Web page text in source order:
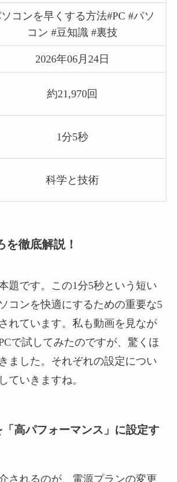
コンを早くする方法#PC #パソ
コン #豆知識 #裏技
2026年06月24日
約21,970回
1分5秒
科学と技術
を徹底解説！
題です。この1分5秒という短い
コンを快適にするための重要な5
れています。私も動画を見なが
で試してみたのですが、驚くほ
ました。それぞれの設定につい
ていきますね。
高パフォーマンス」に設定す
されるのが、電源プランの変更